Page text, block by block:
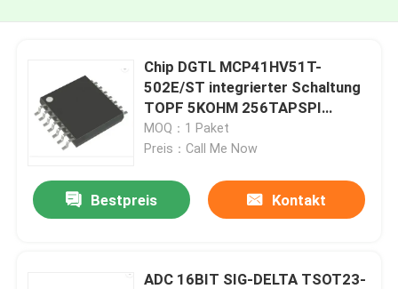
Chip DGTL MCP41HV51T-
502E/ST integrierter Schaltung
TOPF 5KOHM 256TAPSPI
Schnittstelle 14-TSSOP
MOQ：1 Paket
Preis：Call Me Now
Bestpreis Kontakt
ADC 16BIT SIG-DELTA TSOT23-